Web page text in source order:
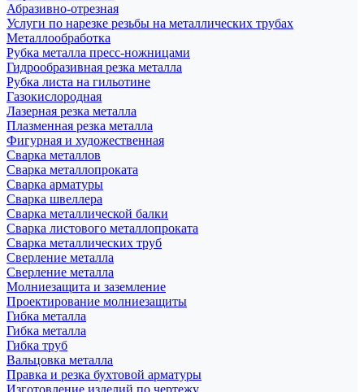
Абразивно-отрезная
Услуги по нарезке резьбы на металлических трубах
Металлообработка
Рубка металла пресс-ножницами
Гидрообразивная резка металла
Рубка листа на гильотине
Газокислородная
Лазерная резка металла
Плазменная резка металла
Фигурная и художественная
Сварка металлов
Сварка металлопроката
Сварка арматуры
Сварка швеллера
Сварка металлической балки
Сварка листового металлопроката
Сварка металлических труб
Сверление металла
Сверление металла
Молниезащита и заземление
Проектирование молниезащиты
Гибка металла
Гибка металла
Гибка труб
Вальцовка металла
Правка и резка бухтовой арматуры
Изготовление изделий по чертежу